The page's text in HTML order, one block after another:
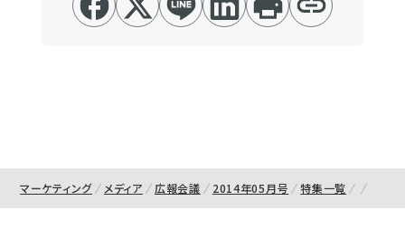
マーケティング メディア 広報会議 2014年05月号 特集一覧